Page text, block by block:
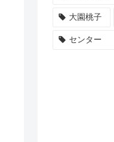
大園桃子
センター